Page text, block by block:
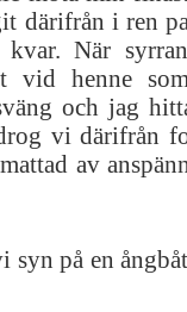
därifrån i ren
kvar. När
vid henne
och jag
vi därifrån
av
syn på en